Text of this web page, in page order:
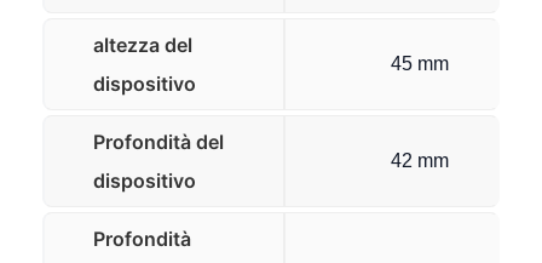
altezza del
dispositivo
45 mm
Profondità del
dispositivo
42 mm
Profondità